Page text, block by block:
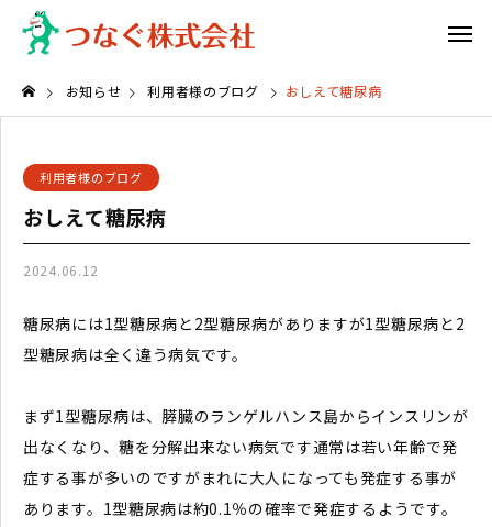
お知らせ 利用者様のブログ おしえて糖尿病
利用者様のブログ
おしえて糖尿病
2024.06.12
糖尿病には1型糖尿病と2型糖尿病がありますが1型糖尿病と2
型糖尿病は全く違う病気です。
まず1型糖尿病は、膵臓のランゲルハンス島からインスリンが
出なくなり、糖を分解出来ない病気です通常は若い年齢で発
症する事が多いのですがまれに大人になっても発症する事が
あります。1型糖尿病は約0.1％の確率で発症するようです。